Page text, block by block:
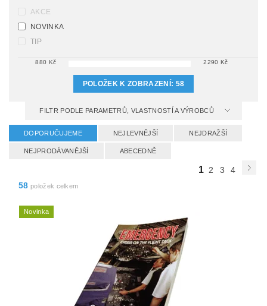
AKCE
NOVINKA
TIP
880 Kč 2290 Kč
POLOŽEK K ZOBRAZENÍ: 58
FILTR PODLE PARAMETRŮ, VLASTNOSTÍ A VÝROBCŮ
DOPORUČUJEME NEJLEVNĚJŠÍ NEJDRAŽŠÍ
NEJPRODÁVANĚJŠÍ ABECEDNĚ
1 2 3
4
58 položek celkem
Novinka